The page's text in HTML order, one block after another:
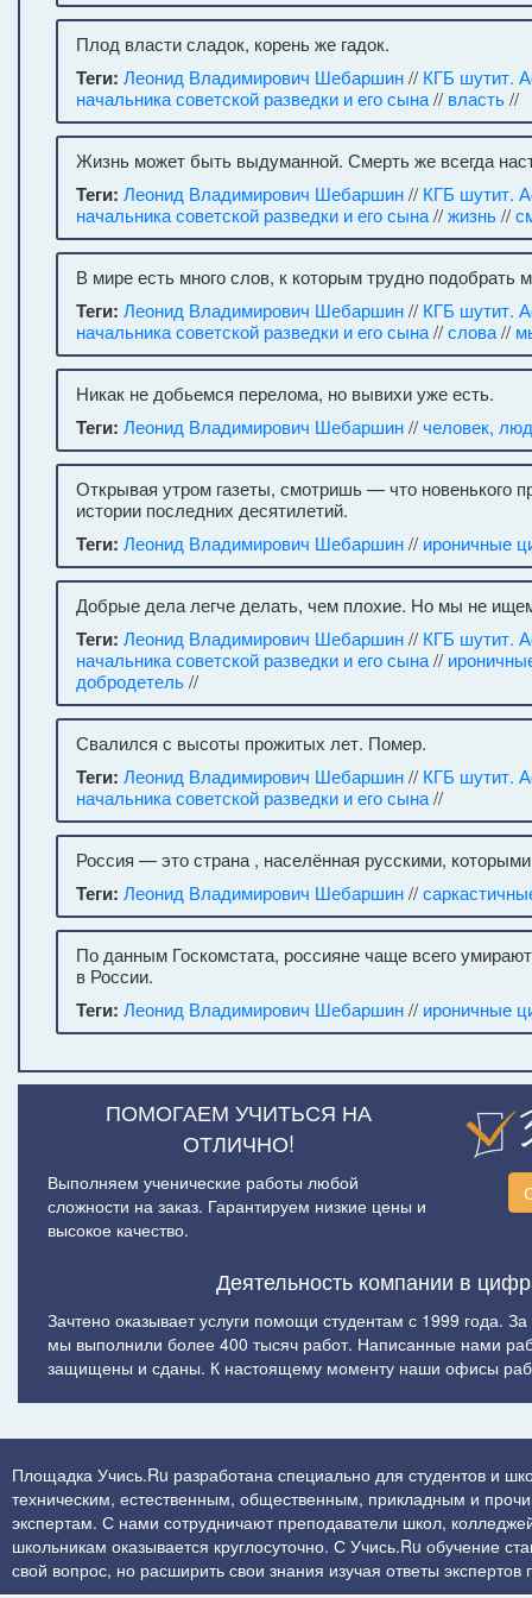
Плод власти сладок, корень же гадок.
Теги: Леонид Владимирович Шебаршин// КГБ шутит.
начальника советской разведки и его сына// власть//
Жизнь может быть выдуманной. Смерть же всегда
Теги: Леонид Владимирович Шебаршин// КГБ шутит.
начальника советской разведки и его сына//жизнь//
В мире есть много слов, к которым трудно подобрать
Теги: Леонид Владимирович Шебаршин// КГБ шутит.
начальника советской разведки и его сына//слова//
Никак не добьемся перелома, но вывихи уже есть.
Теги: Леонид Владимирович Шебаршин//человек,
Открывая утром газеты, смотришь — что новенького
истории последних десятилетий.
Теги: Леонид Владимирович Шебаршин// ироничные
Добрые дела легче делать, чем плохие. Но мы не
Теги: Леонид Владимирович Шебаршин// КГБ шутит.
начальника советской разведки и его сына//
добродетель//
Свалился с высоты прожитых лет. Помер.
Теги: Леонид Владимирович Шебаршин// КГБ шутит.
начальника советской разведки и его сына//
Россия — это страна , населённая русскими,
Теги: Леонид Владимирович Шебаршин//
По данным Госкомстата, россияне чаще всего умирают
в России.
Теги: Леонид Владимирович Шебаршин// ироничные
ПОМОГАЕМ УЧИТЬСЯ НА
ОТЛИЧНО!
Выполняем ученические работы любой
сложности на заказ. Гарантируем низкие цены и
высокое качество.
Деятельность компании в
Зачтено оказывает услуги помощи студентам с 1999 года.
мы выполнили более 400 тысяч работ. Написанные нами
защищены и сданы. К настоящему моменту наши офисы
Площадка Учись.Ru разработана специально для студентов и
техническим, естественным, общественным, прикладным и
экспертам. С нами сотрудничают преподаватели школ,
школьникам оказывается круглосуточно. С Учись.Ru обучение
свой вопрос, но расширить свои знания изучая ответы